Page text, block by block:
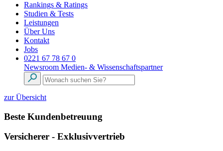
Rankings & Ratings
Studien & Tests
Leistungen
Über Uns
Kontakt
Jobs
0221 67 78 67 0
Newsroom Medien- & Wissenschaftspartner
zur Übersicht
Beste Kundenbetreuung
Versicherer - Exklusivvertrieb